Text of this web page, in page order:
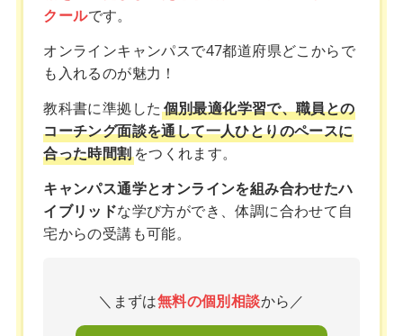
クールです。
オンラインキャンパスで47都道府県どこからで
も入れるのが魅力！
教科書に準拠した個別最適化学習で、職員との
コーチング面談を通して一人ひとりのペースに
合った時間割をつくれます。
キャンパス通学とオンラインを組み合わせたハ
イブリッドな学び方ができ、体調に合わせて自
宅からの受講も可能。
＼まずは無料の個別相談から／